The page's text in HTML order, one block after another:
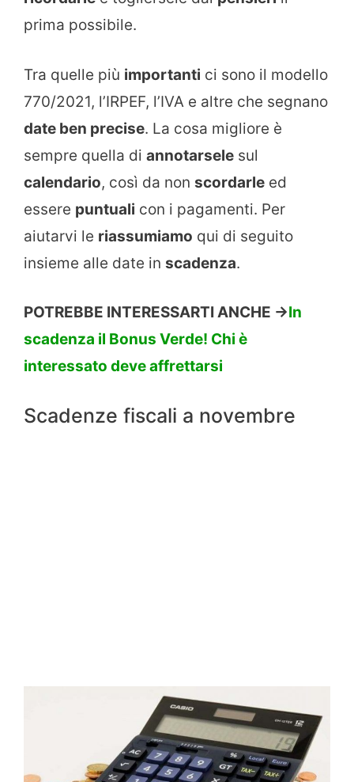
prima possibile.
Tra quelle più importanti ci sono il modello
770/2021, l’IRPEF, l’IVA e altre che segnano
date ben precise. La cosa migliore è
sempre quella di annotarsele sul
calendario, così da non scordarle ed
essere puntuali con i pagamenti. Per
aiutarvi le riassumiamo qui di seguito
insieme alle date in scadenza.
POTREBBE INTERESSARTI ANCHE ->In
scadenza il Bonus Verde! Chi è
interessato deve affrettarsi
Scadenze fiscali a novembre